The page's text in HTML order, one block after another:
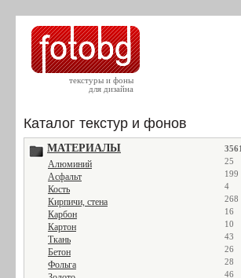
текстуры и фоны
для дизайна
Каталог текстур и фонов
МАТЕРИАЛЫ 3561
Алюминий 25
Асфальт 199
Кость 4
Кирпичи, стена 268
Карбон 16
Картон 10
Ткань 43
Бетон 26
Фольга 28
46